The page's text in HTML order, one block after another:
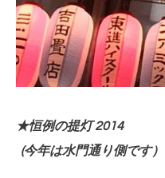
★恒例の提灯 2014
(今年は水門通り側です）